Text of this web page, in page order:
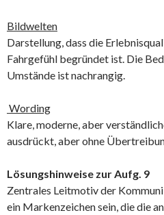
Bildwelten
Darstellung, dass die
Fahrgefühl begründet ist. Die
Umstände ist nachrangig.
Wording
Klare, moderne, aber
ausdrückt, aber ohne
Lösungshinweise zur Aufg. 9
Zentrales Leitmotiv der
ein Markenzeichen sein, die die